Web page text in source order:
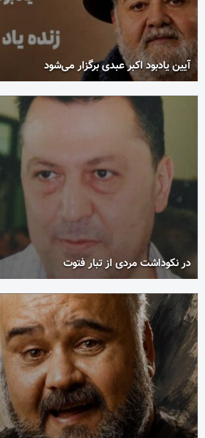
آیین یادبود اکبر عبدی برگزار می‌شود
در نکوداشت مردی از تبار فتوت